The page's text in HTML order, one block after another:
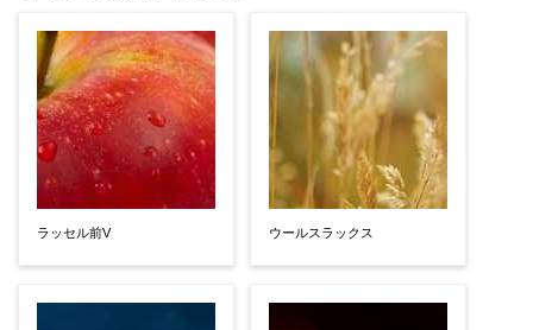
ラッセル前V ウールスラックス